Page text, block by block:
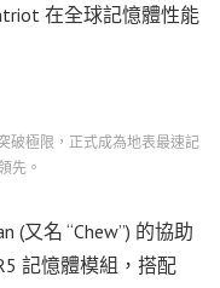
在全球記憶體性能
破極限，正式成為地表最速記
先。
(又名 “Chew”) 的協助
記憶體模組，搭配